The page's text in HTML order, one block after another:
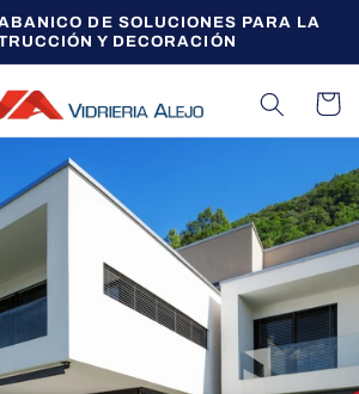
DE SOLUCIONES PARA LA
Y DECORACIÓN
Carrito